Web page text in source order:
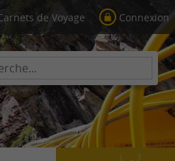
de Voyage Connexion